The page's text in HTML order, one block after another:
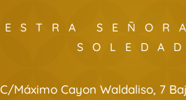
SOLEDAD
C/Máximo Cayon Waldaliso, 7